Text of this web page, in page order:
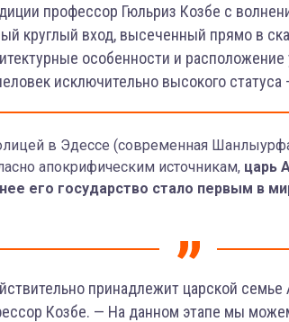
профессор Гюльриз Козбе с
круглый вход, высеченный прямо в
особенности и
исключительно высокого
в Эдессе (современная
апокрифическим источникам, царь
его государство стало первым в
принадлежит царской
Козбе. — На данном этапе мы